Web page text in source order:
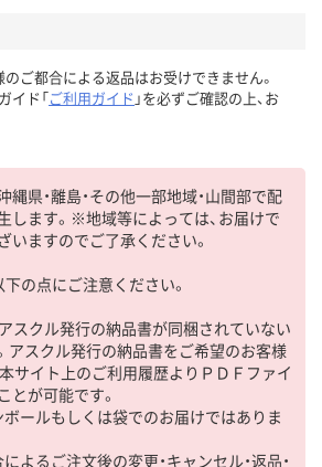
のご都合による返品はお受けできません。
イド「ご利用ガイド 」を必ずご確認の上、お
縄県・離島・その他一部地域・山間部で配
します。※地域等によっては、お届けで
いますのでご了承ください。
の点にご注意ください。
アスクル発行の納品書が同梱されていない
アスクル発行の納品書をご希望のお客様
本サイト上のご利用履歴よりＰＤＦファイ
とが可能です。
ボールもしくは袋でのお届けではありま
よるご注文後の変更・キャンセル・返品・